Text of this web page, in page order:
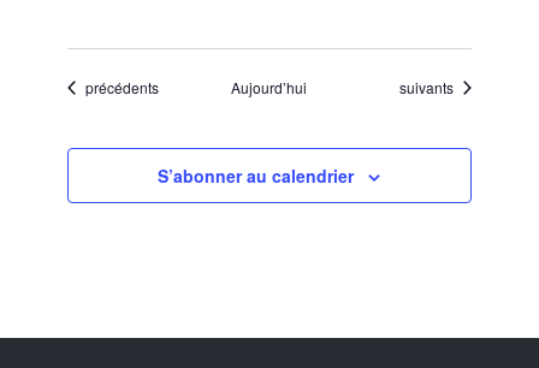
Évènements
précédents Aujourd’hui Évènements
suivants
S’abonner au calendrier